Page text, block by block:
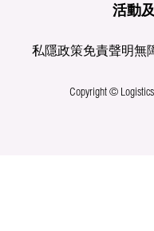
活動
私隱政策免責聲明無
Copyright © Logistics